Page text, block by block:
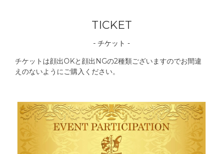
TICKET
- チケット -
チケットは顔出OKと顔出NGの2種類ございますのでお間違
えのないようにご購入ください。